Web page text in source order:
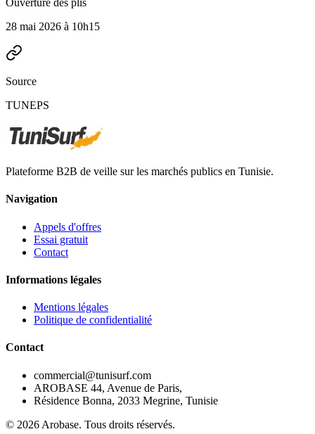
Ouverture des plis
28 mai 2026 à 10h15
Source
TUNEPS
Plateforme B2B de veille sur les marchés publics en Tunisie.
Navigation
Appels d'offres
Essai gratuit
Contact
Informations légales
Mentions légales
Politique de confidentialité
Contact
commercial@tunisurf.com
AROBASE 44, Avenue de Paris,
Résidence Bonna, 2033 Megrine, Tunisie
© 2026 Arobase. Tous droits réservés.